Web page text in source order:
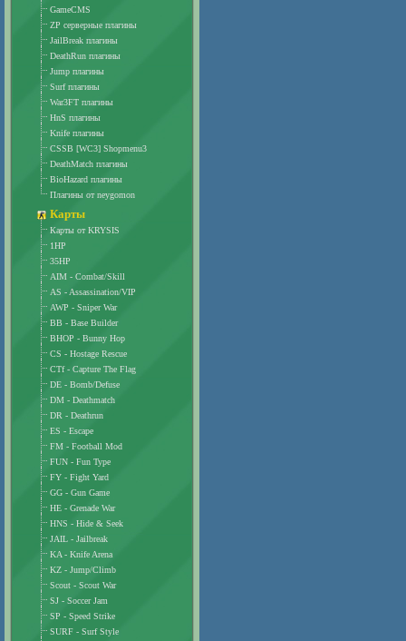
GameCMS
ZP серверные плагины
JailBreak плагины
DeathRun плагины
Jump плагины
Surf плагины
War3FT плагины
HnS плагины
Knife плагины
CSSB [WC3] Shopmenu3
DeathMatch плагины
BioHazard плагины
Плагины от neygomon
Карты
Карты от KRYSIS
1HP
35HP
AIM - Combat/Skill
AS - Assassination/VIP
AWP - Sniper War
BB - Base Builder
BHOP - Bunny Hop
CS - Hostage Rescue
CTf - Capture The Flag
DE - Bomb/Defuse
DM - Deathmatch
DR - Deathrun
ES - Escape
FM - Football Mod
FUN - Fun Type
FY - Fight Yard
GG - Gun Game
HE - Grenade War
HNS - Hide & Seek
JAIL - Jailbreak
KA - Knife Arena
KZ - Jump/Climb
Scout - Scout War
SJ - Soccer Jam
SP - Speed Strike
SURF - Surf Style